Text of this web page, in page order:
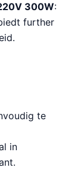
300W:
further
te
in